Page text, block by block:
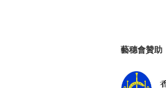
藝穗會贊助